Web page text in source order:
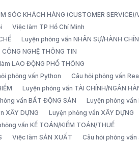
SÓC KHÁCH HÀNG (CUSTOMER SERVICE)/
Việc làm TP Hồ Chí Minh
Luyện phỏng vấn NHÂN SỰ/HÀNH
NGHỆ THÔNG TIN
LAO ĐỘNG PHỔ THÔNG
phỏng vấn Python
Câu hỏi phỏng vấn
Luyện phỏng vấn TÀI CHÍNH/NGÂN
vấn BẤT ĐỘNG SẢN
Luyện phỏng vấn
XÂY DỰNG
Luyện phỏng vấn XÂY DỰNG
vấn KẾ TOÁN/KIỂM TOÁN/THUẾ
Việc làm SẢN XUẤT Câu hỏi phỏng vấn